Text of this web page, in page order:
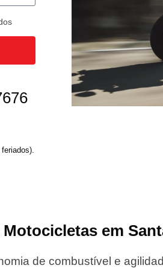
em
de combustível e